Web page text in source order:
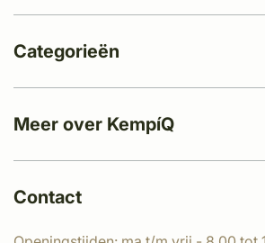
Meer over KempíQ
Categorieën
Contact